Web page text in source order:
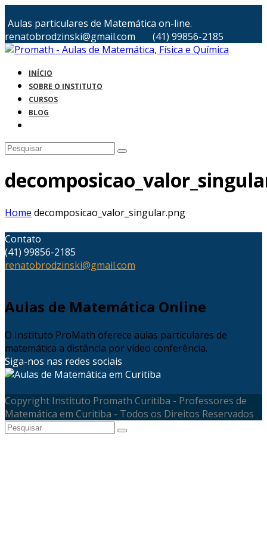
Aulas particulares de Matemática on-line.
renatobrodzinski@gmail.com
(41) 99856-2185
INÍCIO
SOBRE O INSTITUTO
CURSOS
BLOG
Home decomposicao_valor_singular.png
Contato
(41) 99856-2185
renatobrodzinski@gmail.com
Aulas de Matemática Online
O Instituto ProMath oferece aulas particulares de
matemática a distância por vídeo conferência.
Siga-nos nas redes sociais
Copyright Instituto Promath Curitiba - Professores de
Matemática em Curitiba - Todos os Direitos Reservados